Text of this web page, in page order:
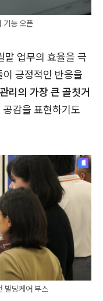
기능 오픈
말 업무의 효율을 극
긍정적인 반응을
리의 가장 큰 골칫거
공감을 표현하기도
빌딩케어 부스